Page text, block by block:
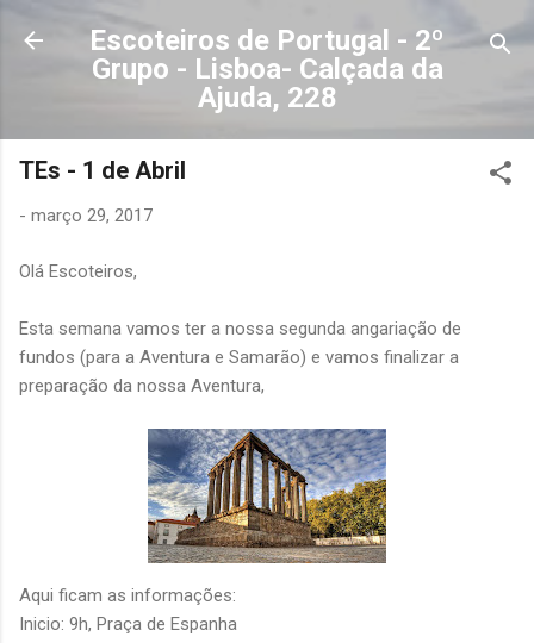
Avançar para o conteúdo principal
Escoteiros de Portugal - 2º
Grupo - Lisboa- Calçada da
Ajuda, 228
TEs - 1 de Abril
- março 29, 2017
Olá Escoteiros,
Esta semana vamos ter a nossa segunda angariação de
fundos (para a Aventura e Samarão) e vamos finalizar a
preparação da nossa Aventura,
Aqui ficam as informações:
Inicio: 9h, Praça de Espanha